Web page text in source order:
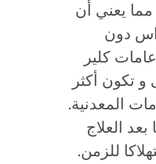
يعني أن
دون
كلير
و تكون أكثر
المعدنية.
العلاج
للزمن.